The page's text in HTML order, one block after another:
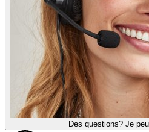
Des questions? Je